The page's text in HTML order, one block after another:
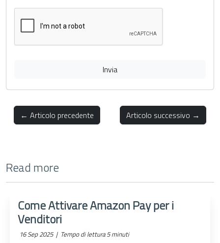
Invia
← Articolo precedente Articolo successivo →
Read more
Come Attivare Amazon Pay per i
Venditori
16 Sep 2025 | Tempo di lettura 5 minuti